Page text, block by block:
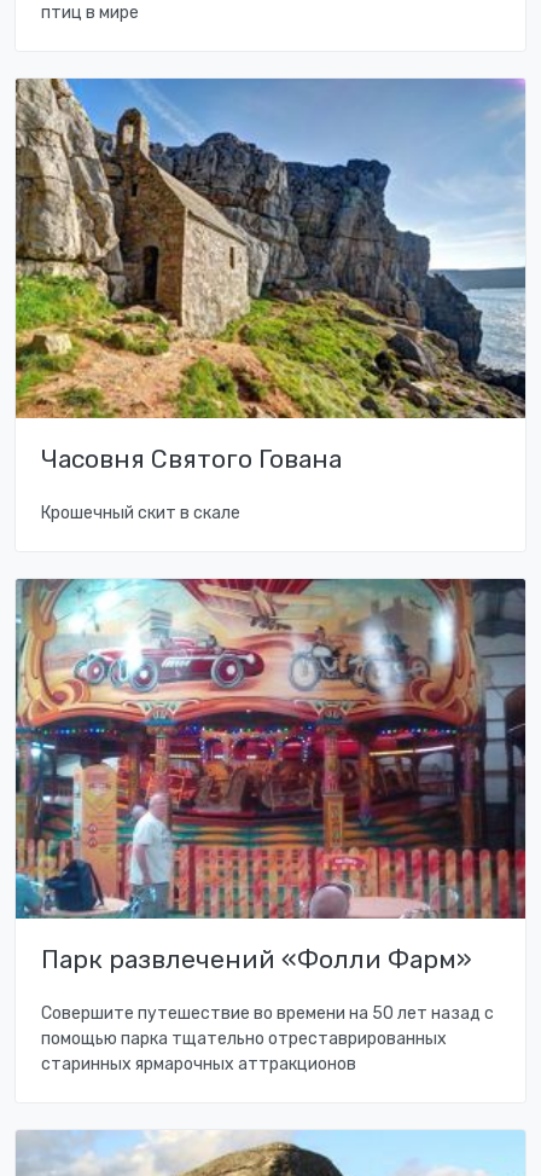
птиц в мире
Часовня Святого Гована
Крошечный скит в скале
Парк развлечений «Фолли Фарм»
Совершите путешествие во времени на 50 лет назад с
помощью парка тщательно отреставрированных
старинных ярмарочных аттракционов